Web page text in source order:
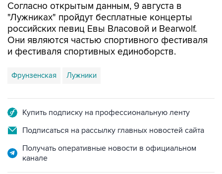
Согласно открытым данным, 9 августа в
"Лужниках" пройдут бесплатные концерты
российских певиц Евы Власовой и Bearwolf.
Они являются частью спортивного фестиваля
и фестиваля спортивных единоборств.
Фрунзенская Лужники
Купить подписку на профессиональную ленту
Подписаться на рассылку главных новостей сайта
Получать оперативные новости в официальном
канале